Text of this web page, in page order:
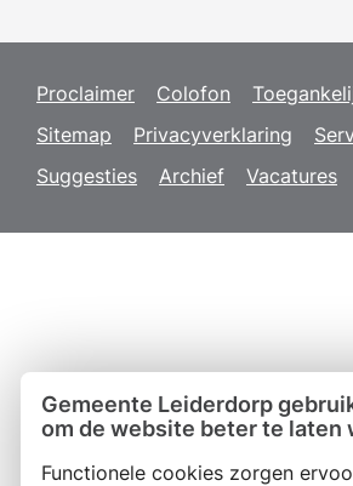
Gemeente Leiderdorp
om de website beter te laten
Functionele cookies zorgen
Proclaimer Colofon
Sitemap
Privacyverklaring
Suggesties
Archief Vacatures